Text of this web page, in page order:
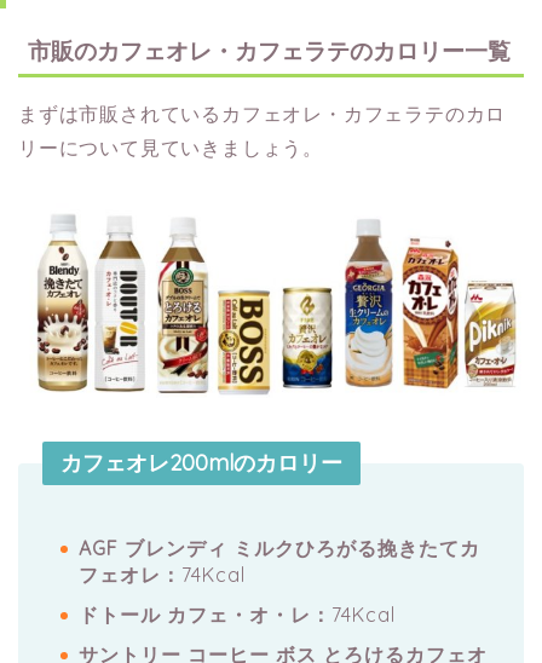
市販のカフェオレ・カフェラテのカロリー一覧
まずは市販されているカフェオレ・カフェラテのカロ
リーについて見ていきましょう。
カフェオレ200mlのカロリー
AGF ブレンディ ミルクひろがる挽きたてカ
フェオレ： 74Kcal
ドトール カフェ・オ・レ： 74Kcal
サントリー コーヒー ボス とろけるカフェオ